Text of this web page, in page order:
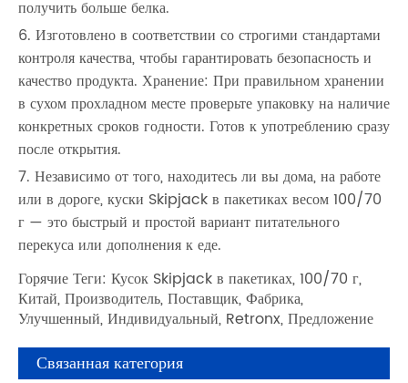
получить больше белка.
6. Изготовлено в соответствии со строгими стандартами
контроля качества, чтобы гарантировать безопасность и
качество продукта. Хранение: При правильном хранении
в сухом прохладном месте проверьте упаковку на наличие
конкретных сроков годности. Готов к употреблению сразу
после открытия.
7. Независимо от того, находитесь ли вы дома, на работе
или в дороге, куски Skipjack в пакетиках весом 100/70
г — это быстрый и простой вариант питательного
перекуса или дополнения к еде.
Горячие Теги: Кусок Skipjack в пакетиках, 100/70 г,
Китай, Производитель, Поставщик, Фабрика,
Улучшенный, Индивидуальный, Retronx, Предложение
Связанная категория